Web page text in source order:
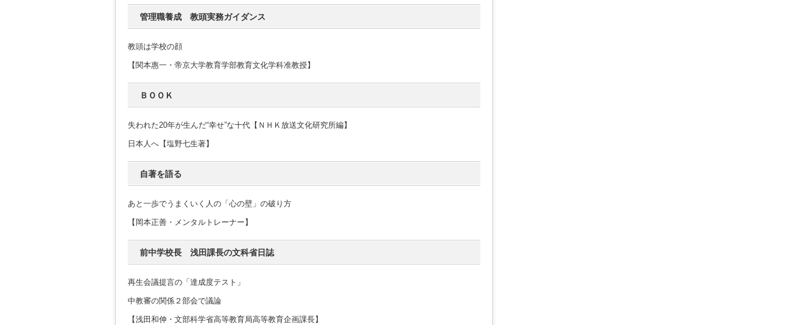
管理職養成 教頭実務ガイダンス
教頭は学校の顔
【関本惠一・帝京大学教育学部教育文化学科准教授】
ＢＯＯＫ
失われた20年が生んだ“幸せ”な十代【ＮＨＫ放送文化研究所編】
日本人へ【塩野七生著】
自著を語る
あと一歩でうまくいく人の「心の壁」の破り方
【岡本正善・メンタルトレーナー】
前中学校長 浅田課長の文科省日誌
再生会議提言の「達成度テスト」
中教審の関係２部会で議論
【浅田和伸・文部科学省高等教育局高等教育企画課長】